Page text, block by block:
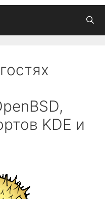
KDE и